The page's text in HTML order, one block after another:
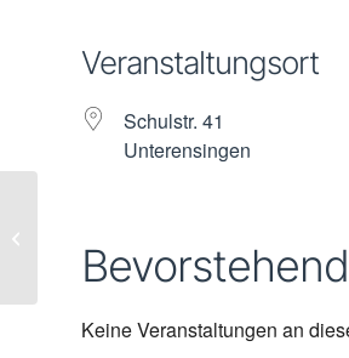
Veranstaltungsort
Schulstr. 41
Unterensingen
Keine Veranstaltungen an